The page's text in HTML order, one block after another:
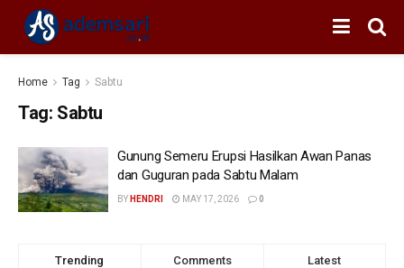
Home Tag Sabtu
Tag: Sabtu
Gunung Semeru Erupsi Hasilkan Awan Panas
dan Guguran pada Sabtu Malam
BY HENDRI MAY 17, 2026 0
Trending Comments Latest